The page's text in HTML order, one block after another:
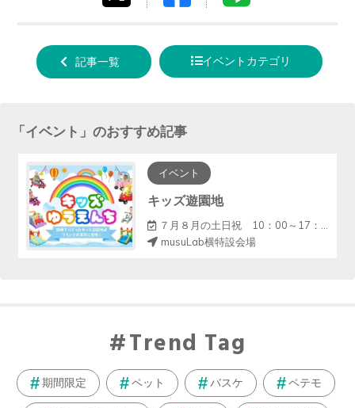
する る
記事一覧 イベントカテゴリ
「イベント 」のおすすめ記事
イベント
キッズ遊園地
７月８月の土日祝 10：00～17：00（12～13休憩）
musuLab横特設会場
Trend Tag
期間限定 ペット バスケ ペテモ